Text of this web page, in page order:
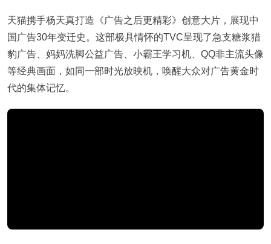
天猫携手杨天真打造《广告之后更精彩》创意大片，展现中
国广告30年变迁史。这部极具情怀的TVC呈现了急支糖浆猎
豹广告、妈妈洗脚公益广告、小霸王学习机、QQ非主流头像
等经典画面，如同一部时光放映机，唤醒大众对广告黄金时
代的集体记忆。